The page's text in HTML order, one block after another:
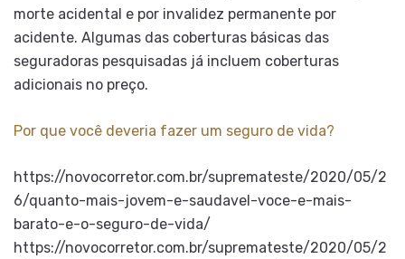
morte acidental e por invalidez permanente por
acidente. Algumas das coberturas básicas das
seguradoras pesquisadas já incluem coberturas
adicionais no preço.
Por que você deveria fazer um seguro de vida?
https://novocorretor.com.br/supremateste/2020/05/2
6/quanto-mais-jovem-e-saudavel-voce-e-mais-
barato-e-o-seguro-de-vida/
https://novocorretor.com.br/supremateste/2020/05/2